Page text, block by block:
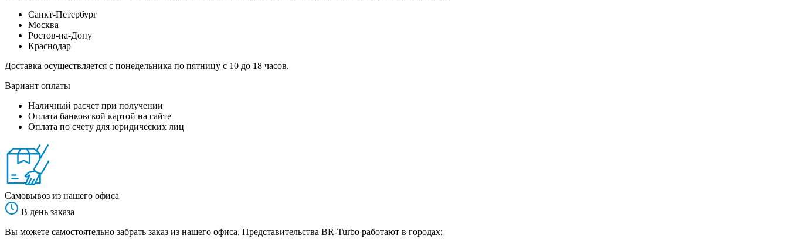
Санкт-Петербург
Москва
Ростов-на-Дону
Краснодар
Доставка осуществляется с понедельника по пятницу с 10 до 18 часов.
Вариант оплаты
Наличный расчет при получении
Оплата банковской картой на сайте
Оплата по счету для юридических лиц
Самовывоз из нашего офиса
В день заказа
Вы можете самостоятельно забрать заказ из нашего офиса. Представительства BR-Turbo работают в городах: